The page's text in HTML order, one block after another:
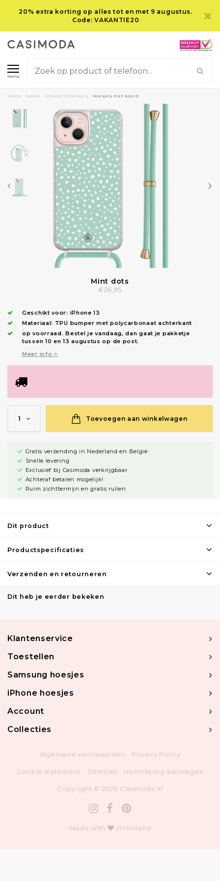
20% extra korting op alles tot en met 9 augustus.
Code: VAKANTIE20
menu
Home Apple iPhone 13 hoesjes Hoesjes met koord
Mint dots
€26,95
Geschikt voor: iPhone 13
Materiaal: TPU bumper met polycarbonaat achterkant
op voorraad.Bestel je vandaag, dan gaat je pakketje
tussen 10 en 13 augustus op de post.
Meer info >
1 Toevoegen aan winkelwagen
Gratis verzending in Nederland en België
Snelle levering
Exclusief bij Casimoda verkrijgbaar
Achteraf betalen mogelijk!
Ruim zichttermijn en gratis ruilen
Dit product
Productspecificaties
Verzenden en retourneren
Dit heb je eerder bekeken
Klantenservice
Toestellen
Samsung hoesjes
iPhone hoesjes
Account
Collecties
Algemene voorwaarden Privacy Policy
Cookie statement Sitemap Herroeping aanvragen
Copyright © 2026 Casimoda.nl
Made with in Holland